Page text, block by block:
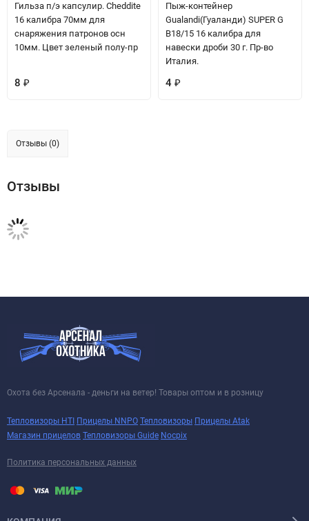
Гильза п/э капсулир. Сheddite
16 калибра 70мм для
снаряжения патронов осн
10мм. Цвет зеленый полу-пр
8 ₽
Пыж-контейнер
Gualandi(Гуаланди) SUPER G
B18/15 16 калибра для
навески дроби 30 г. Пр-во
Италия.
4 ₽
Отзывы (0)
Отзывы
Охота без Арсенала - деньги на ветер! Товары оптом и в розницу
Тепловизоры HTI Прицелы NNPO Тепловизоры Прицелы Atak
Магазин прицелов Тепловизоры Guide Nocpix
Политика персональных данных